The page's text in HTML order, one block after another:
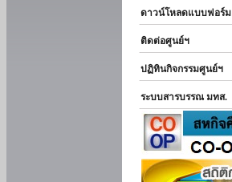
ดาวน์โหลดแบบฟอร์ม
ติดต่อศูนย์ฯ
ปฏิทินกิจกรรมศูนย์ฯ
ระบบสารบรรณ มทส.